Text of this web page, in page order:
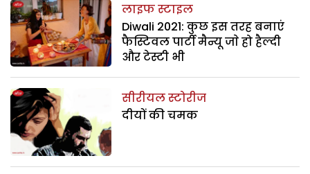
लाइफ स्टाइल
Diwali 2021: कुछ इस तरह बनाएं
फैस्टिवल पार्टी मैन्यू जाे हो हैल्दी
और टेस्टी भी
सीरीयल स्टोरीज
दीयों की चमक